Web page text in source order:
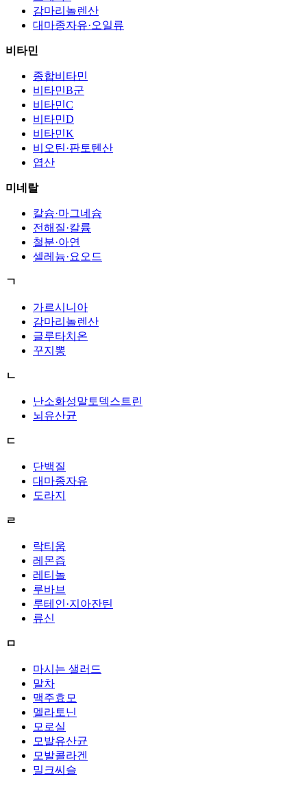
감마리놀렌산
대마종자유·오일류
비타민
종합비타민
비타민B군
비타민C
비타민D
비타민K
비오틴·판토텐산
엽산
미네랄
칼슘·마그네슘
전해질·칼륨
철분·아연
셀레늄·요오드
ㄱ
가르시니아
감마리놀렌산
글루타치온
꾸지뽕
ㄴ
난소화성말토덱스트린
뇌유산균
ㄷ
단백질
대마종자유
도라지
ㄹ
락티움
레몬즙
레티놀
루바브
루테인·지아잔틴
류신
ㅁ
마시는 샐러드
말차
맥주효모
멜라토닌
모로실
모발유산균
모발콜라겐
밀크씨슬